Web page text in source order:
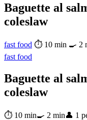
Baguette al
coleslaw
fast food ⏱ 10 min 🍳 2
fast food
Baguette al
coleslaw
⏱ 10 min🍳 2 min👤 1